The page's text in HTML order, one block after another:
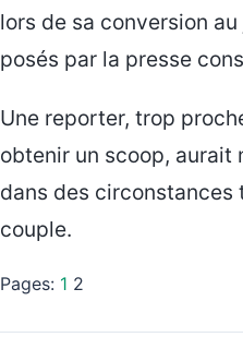
lors de sa conversion
posés par la presse
Une reporter, trop
obtenir un scoop, aurait
dans des circonstances
couple.
Pages: 1 2